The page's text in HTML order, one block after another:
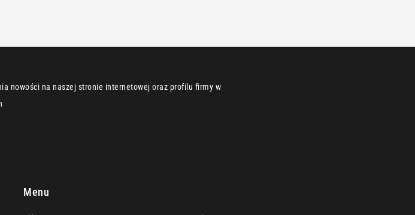
nowości na naszej stronie internetowej oraz profilu firmy w
Menu